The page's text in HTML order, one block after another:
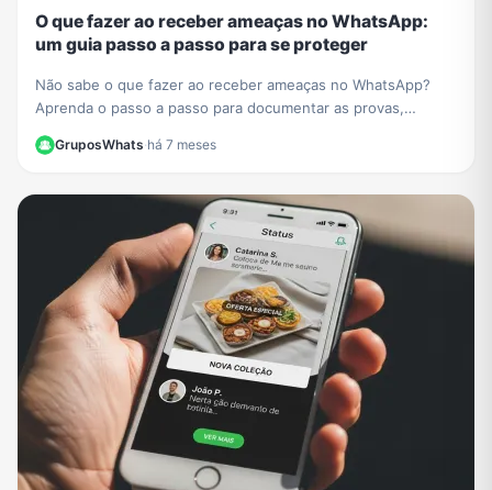
O que fazer ao receber ameaças no WhatsApp:
um guia passo a passo para se proteger
Não sabe o que fazer ao receber ameaças no WhatsApp?
Aprenda o passo a passo para documentar as provas,
GruposWhats·há 7 meses